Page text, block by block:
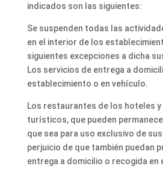
indicados son las siguientes:
Se suspenden todas las
en el interior de los
siguientes excepciones a dicha
Los servicios de entrega a
establecimiento o en vehículo.
Los restaurantes de los hoteles
turísticos, que pueden
que sea para uso exclusivo de
perjuicio de que también puedan
entrega a domicilio o recogida en